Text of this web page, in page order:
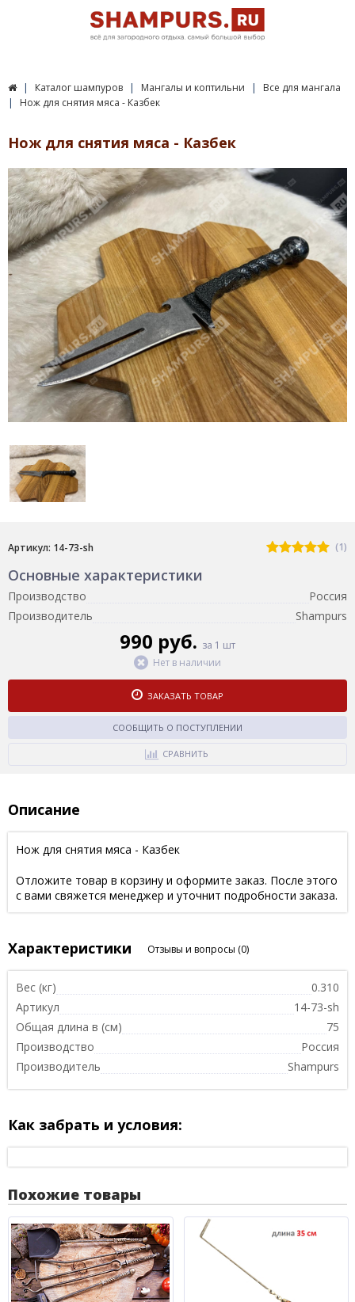
Каталог шампуров Мангалы и коптильни
Все для мангала
Нож для снятия мяса - Казбек
Нож для снятия мяса - Казбек
Артикул: 14-73-sh (1)
Основные характеристики
Производство
Россия
Производитель
Shampurs
990 руб. за 1 шт
Нет в наличии
ЗАКАЗАТЬ ТОВАР
СООБЩИТЬ О ПОСТУПЛЕНИИ
СРАВНИТЬ
Описание
Нож для снятия мяса - Казбек
Отложите товар в корзину и оформите заказ. После этого
с вами свяжется менеджер и уточнит подробности заказа.
Характеристики Отзывы и вопросы (0)
Вес (кг)
0.310
Артикул
14-73-sh
Общая длина в (см)
75
Производство
Россия
Производитель
Shampurs
Как забрать и условия:
Похожие товары